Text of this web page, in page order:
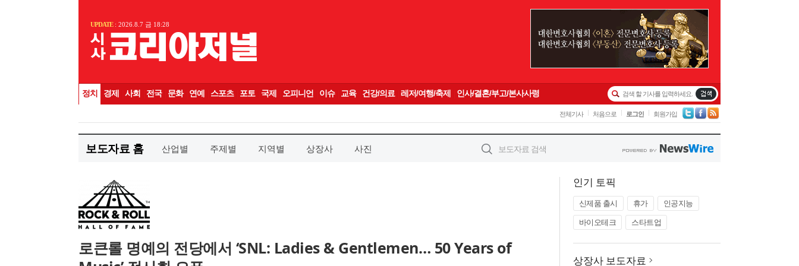
보도자료 홈 산업별 주제별 지역별 상장사 사진
로큰롤 명예의 전당에서 ‘SNL: Ladies & Gentlemen… 50 Years of
인기 토픽
신제품 출시 휴가
인공지능
바이오테크
스타트업
상장사 보도자료